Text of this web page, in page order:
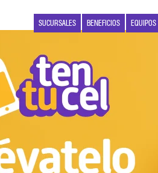
SUCURSALES BENEFICIOS EQUIPOS